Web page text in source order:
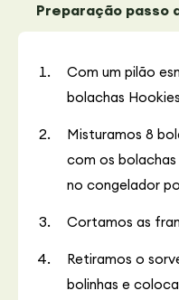
Preparação passo
Com um pilão
bolachas
Misturamos 8
com os
no congelador
Cortamos as
Retiramos o
bolinhas e